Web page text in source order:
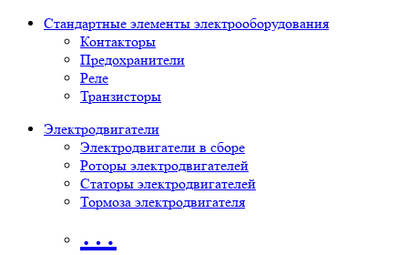
Стандартные элементы электрооборудования
Контакторы
Предохранители
Реле
Транзисторы
Электродвигатели
Электродвигатели в сборе
Роторы электродвигателей
Статоры электродвигателей
Тормоза электродвигателя
…